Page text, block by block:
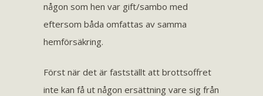
någon som hen var gift/sambo med
eftersom båda omfattas av samma
hemförsäkring.
Först när det är fastställt att brottsoffret
inte kan få ut någon ersättning vare sig från